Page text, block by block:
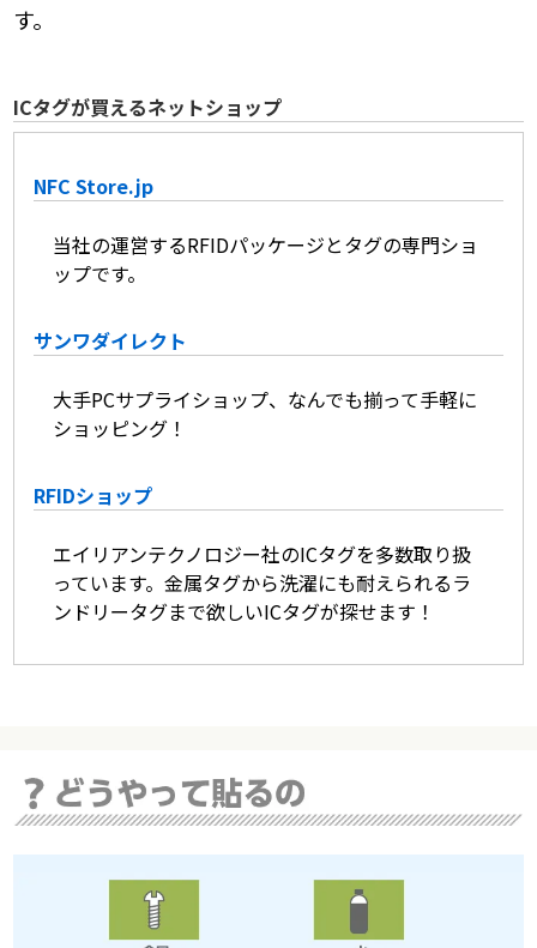
す。
ICタグが買えるネットショップ
NFC Store.jp
当社の運営するRFIDパッケージとタグの専門ショ
ップです。
サンワダイレクト
大手PCサプライショップ、なんでも揃って手軽に
ショッピング！
RFIDショップ
エイリアンテクノロジー社のICタグを多数取り扱
っています。金属タグから洗濯にも耐えられるラ
ンドリータグまで欲しいICタグが探せます！